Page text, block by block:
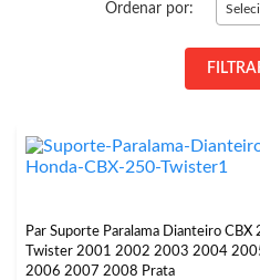
Ordenar por:
Par Suporte Paralama Dianteiro CBX
Twister 2001 2002 2003 2004
2006 2007 2008 Prata